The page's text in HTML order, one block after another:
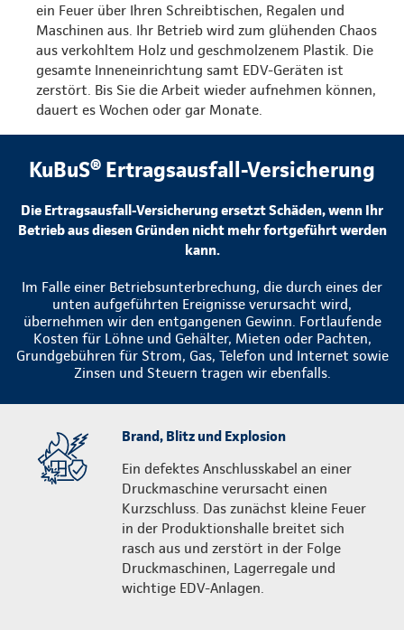
ein Feuer über Ihren Schreibtischen, Regalen und
Maschinen aus. Ihr Betrieb wird zum glühenden Chaos
aus verkohltem Holz und geschmolzenem Plastik. Die
gesamte Inneneinrichtung samt EDV-Geräten ist
zerstört. Bis Sie die Arbeit wieder aufnehmen können,
dauert es Wochen oder gar Monate.
KuBuS® Ertragsausfall-Versicherung
Die Ertragsausfall-Versicherung ersetzt Schäden, wenn Ihr
Betrieb aus diesen Gründen nicht mehr fortgeführt werden
kann.
Im Falle einer Betriebsunterbrechung, die durch eines der
unten aufgeführten Ereignisse verursacht wird,
übernehmen wir den entgangenen Gewinn. Fortlaufende
Kosten für Löhne und Gehälter, Mieten oder Pachten,
Grundgebühren für Strom, Gas, Telefon und Internet sowie
Zinsen und Steuern tragen wir ebenfalls.
Brand, Blitz und Explosion
Ein defektes Anschlusskabel an einer
Druckmaschine verursacht einen
Kurzschluss. Das zunächst kleine Feuer
in der Produktionshalle breitet sich
rasch aus und zerstört in der Folge
Druckmaschinen, Lagerregale und
wichtige EDV-Anlagen.